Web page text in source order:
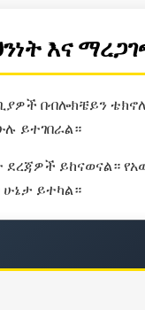
እና
በብሎክቼይን
ይተገበራል።
ይከናወናል።
ይተካል።